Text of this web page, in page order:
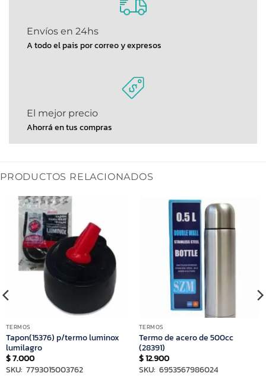
Envíos en 24hs
A todo el pais por correo y expresos
El mejor precio
Ahorrá en tus compras
PRODUCTOS RELACIONADOS
TERMOS
Tapon(15376) p/termo luminox
lumilagro
$7.000
SKU: 7793015003762
TERMOS
Termo de acero de 500cc
(28391)
$12.900
SKU: 6953567986024